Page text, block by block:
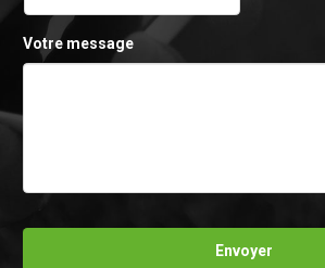
Votre message